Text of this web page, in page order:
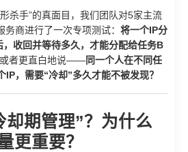
杀手”的真面目，我们团队对5家主流
务商进行了一次专项测试： 将一个IP分
收回并等待多久，才能分配给任务B
或者更直白地说——同一个人在不同任
IP，需要“冷却”多久才能不被发现？
却期管理”？为什么
更重要？